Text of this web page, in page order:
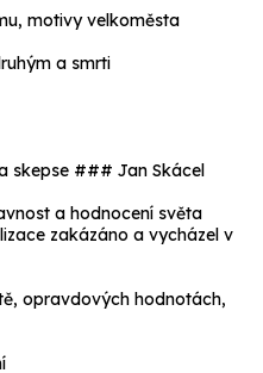
motivy velkoměsta
a smrti
skepse ### Jan Skácel
a hodnocení světa
zakázáno a vycházel v
opravdových hodnotách,